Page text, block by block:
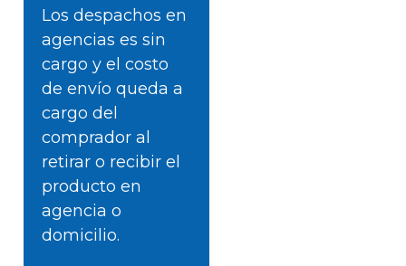
Los despachos en
agencias es sin
cargo y el costo
de envío queda a
cargo del
comprador al
retirar o recibir el
producto en
agencia o
domicilio.